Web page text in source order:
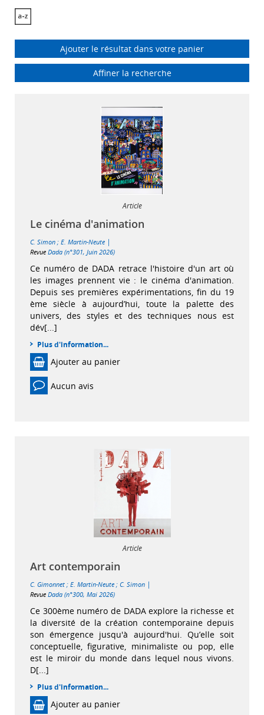
Ajouter le résultat dans votre panier
Affiner la recherche
Article
Le cinéma d'animation
C. Simon ; E. Martin-Neute |
Revue Dada (n°301, Juin 2026)
Ce numéro de DADA retrace l'histoire d'un art où
les images prennent vie : le cinéma d'animation.
Depuis ses premières expérimentations, fin du 19
ème siècle à aujourd’hui, toute la palette des
univers, des styles et des techniques nous est
dév[...]
Plus d'information...
Ajouter au panier
Aucun avis
Article
Art contemporain
C. Gimonnet ; E. Martin-Neute ; C. Simon |
Revue Dada (n°300, Mai 2026)
Ce 300ème numéro de DADA explore la richesse et
la diversité de la création contemporaine depuis
son émergence jusqu'à aujourd'hui. Qu’elle soit
conceptuelle, figurative, minimaliste ou pop, elle
est le miroir du monde dans lequel nous vivons.
D[...]
Plus d'information...
Ajouter au panier